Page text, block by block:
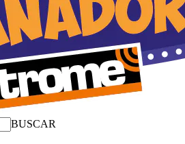
BUSCAR